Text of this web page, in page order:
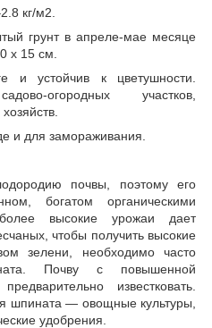
кг/м2
грунт в апреле-мае месяце
х 15 см.
и устойчив к цветушности.
огородных участков,
и для замораживания.
почвы, поэтому его
богатом органическими
высокие урожаи дает
чтобы получить высокие
зелени, необходимо часто
Почву с повышенной
известковать.
шпината — овощные культуры,
удобрения.